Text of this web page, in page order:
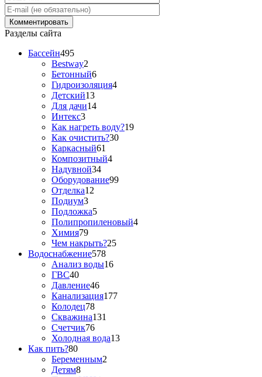
Разделы сайта
Бассейн495
Bestway2
Бетонный6
Гидроизоляция4
Детский13
Для дачи14
Интекс3
Как нагреть воду?19
Как очистить?30
Каркасный61
Композитный4
Надувной34
Оборудование99
Отделка12
Подиум3
Подложка5
Полипропиленовый4
Химия79
Чем накрыть?25
Водоснабжение578
Анализ воды16
ГВС40
Давление46
Канализация177
Колодец78
Скважина131
Счетчик76
Холодная вода13
Как пить?80
Беременным2
Детям8